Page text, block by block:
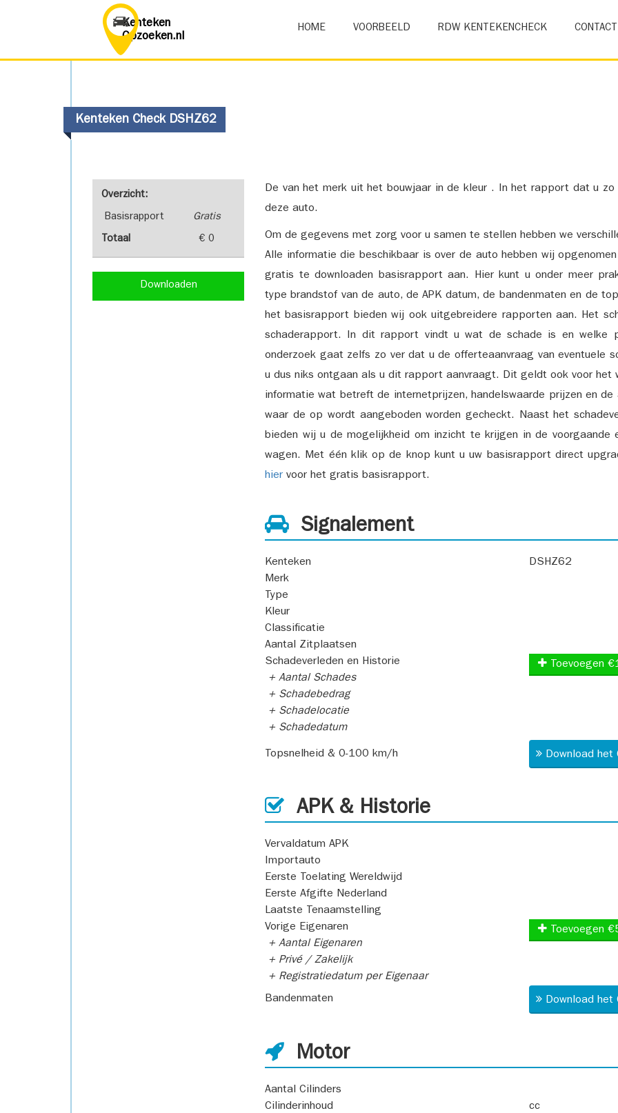
Kenteken
Opzoeken.nl
HOME VOORBEELD RDW KENTEKENCHECK CONTACT
Kenteken Check DSHZ62
Overzicht:
Basisrapport Gratis
Totaal € 0
Downloaden
De van het merk uit het bouwjaar in de kleur . In het rapport dat u
deze auto.
Om de gegevens met zorg voor u samen te stellen hebben we
Alle informatie die beschikbaar is over de auto hebben wij
gratis te downloaden basisrapport aan. Hier kunt u onder meer
type brandstof van de auto, de APK datum, de bandenmaten en de
het basisrapport bieden wij ook uitgebreidere rapporten aan. Het
schaderapport. In dit rapport vindt u wat de schade is en welke
onderzoek gaat zelfs zo ver dat u de offerteaanvraag van eventuele
u dus niks ontgaan als u dit rapport aanvraagt. Dit geldt ook voor
informatie wat betreft de internetprijzen, handelswaarde prijzen en
waar de op wordt aangeboden worden gecheckt. Naast het
bieden wij u de mogelijkheid om inzicht te krijgen in de voorgaande
wagen. Met één klik op de knop kunt u uw basisrapport direct
hier voor het gratis basisrapport.
Signalement
Kenteken
DSHZ62
Merk
Type
Kleur
Classificatie
Aantal Zitplaatsen
Schadeverleden en Historie
+ Aantal Schades
+ Schadebedrag
+ Schadelocatie
+ Schadedatum
Toevoegen
Topsnelheid & 0-100 km/h Download
APK & Historie
Vervaldatum APK
Importauto
Eerste Toelating Wereldwijd
Eerste Afgifte Nederland
Laatste Tenaamstelling
Vorige Eigenaren
+ Aantal Eigenaren
+ Privé / Zakelijk
+ Registratiedatum per Eigenaar
Toevoegen
Bandenmaten Download
Motor
Aantal Cilinders
Cilinderinhoud
cc